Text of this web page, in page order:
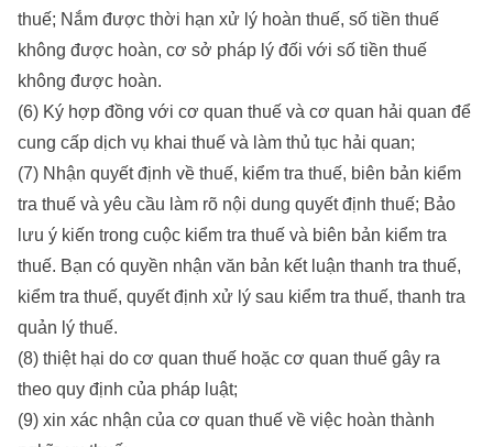
thuế; Nắm được thời hạn xử lý hoàn thuế, số tiền thuế
không được hoàn, cơ sở pháp lý đối với số tiền thuế
không được hoàn.
(6) Ký hợp đồng với cơ quan thuế và cơ quan hải quan để
cung cấp dịch vụ khai thuế và làm thủ tục hải quan;
(7) Nhận quyết định về thuế, kiểm tra thuế, biên bản kiểm
tra thuế và yêu cầu làm rõ nội dung quyết định thuế; Bảo
lưu ý kiến ​​trong cuộc kiểm tra thuế và biên bản kiểm tra
thuế. Bạn có quyền nhận văn bản kết luận thanh tra thuế,
kiểm tra thuế, quyết định xử lý sau kiểm tra thuế, thanh tra
quản lý thuế.
(8) thiệt hại do cơ quan thuế hoặc cơ quan thuế gây ra
theo quy định của pháp luật;
(9) xin xác nhận của cơ quan thuế về việc hoàn thành